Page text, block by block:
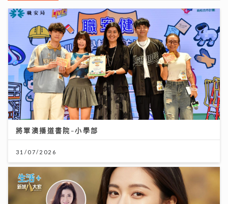
將軍澳播道書院-小學部
31/07/2026